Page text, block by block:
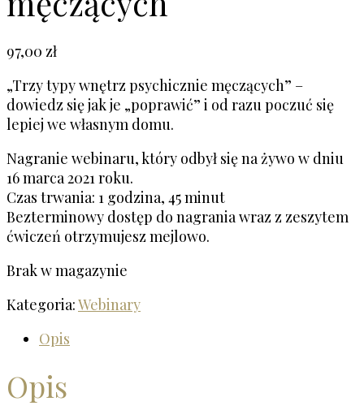
97,00 zł
„Trzy typy wnętrz psychicznie męczących” –
dowiedz się jak je „poprawić” i od razu poczuć się
lepiej we własnym domu.
Nagranie webinaru, który odbył się na żywo w dniu
16 marca 2021 roku.
Czas trwania: 1 godzina, 45 minut
Bezterminowy dostęp do nagrania wraz z zeszytem
ćwiczeń otrzymujesz mejlowo.
Brak w magazynie
Kategoria:Webinary
Opis
Opis